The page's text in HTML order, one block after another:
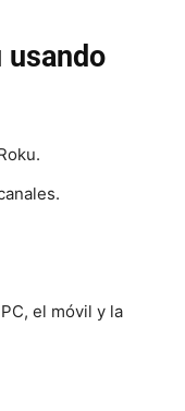
usando
el móvil y la